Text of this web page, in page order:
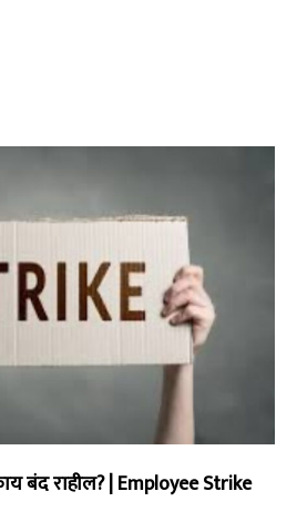
बंद राहील? | Employee Strike